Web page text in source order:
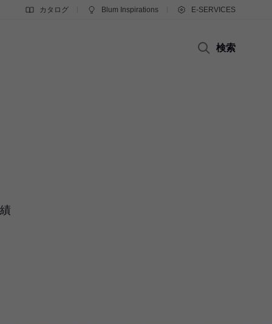
カタログ Blum Inspirations E-SERVICES
検索